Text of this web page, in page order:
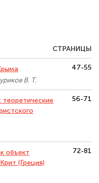
СТРАНИЦЫ
В. Т.
47-55
теоретические
56-71
объект
(Греция)
72-81